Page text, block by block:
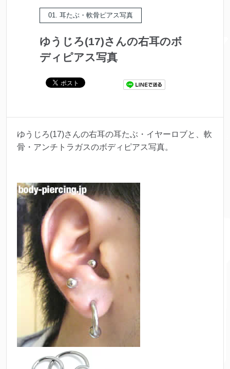
01. 耳たぶ・軟骨ピアス写真
ゆうじろ(17)さんの右耳のボ
ディピアス写真
ゆうじろ(17)さんの右耳の耳たぶ・イヤーロブと、軟
骨・アンチトラガスのボディピアス写真。